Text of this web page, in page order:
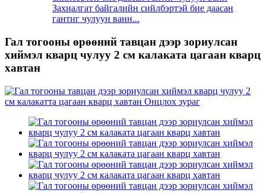
Захиалгат байгалийн сийлбэртэй бие даасан
гантиг чулуун ванн...
Гал тогооны өрөөний тавцан дээр зориулсан
хиймэл кварц чулуу 2 см калаката цагаан кварц
хавтан